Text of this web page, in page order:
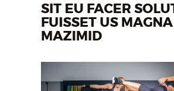
SIT EU FACER
FUISSET US MAGNA
MAZIMID